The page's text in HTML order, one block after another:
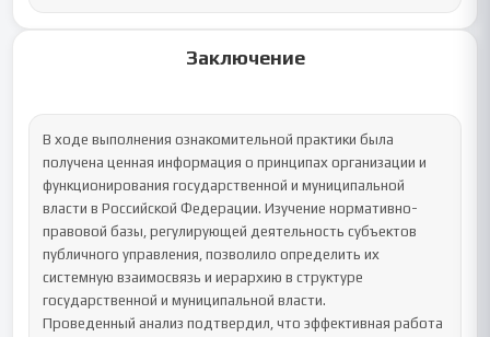
Заключение
В ходе выполнения ознакомительной практики была
получена ценная информация о принципах организации и
функционирования государственной и муниципальной
власти в Российской Федерации. Изучение нормативно-
правовой базы, регулирующей деятельность субъектов
публичного управления, позволило определить их
системную взаимосвязь и иерархию в структуре
государственной и муниципальной власти.
Проведенный анализ подтвердил, что эффективная работа